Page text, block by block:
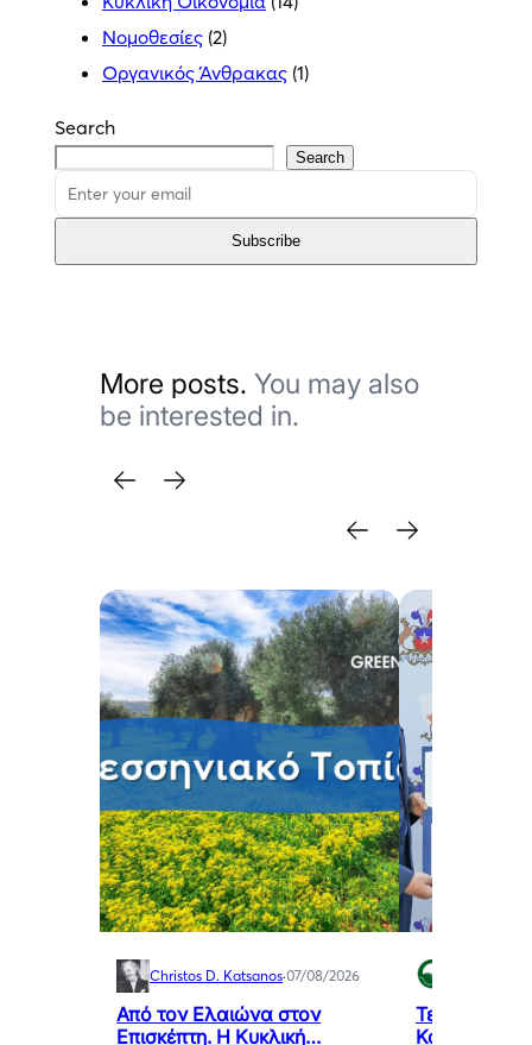
Νομοθεσίες (2)
Οργανικός Άνθρακας (1)
Search
Search
Subscribe
More posts.You may also
be interested in.
Christos D. Katsanos·07/08/2026
Από τον Ελαιώνα στον
Επισκέπτη. Η Κυκλική
Τελετή
Καθηκόντων